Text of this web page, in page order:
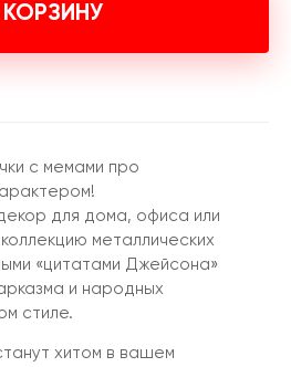
КОРЗИНУ
с мемами про
для дома, офиса или
металлических
«цитатами Джейсона»
и народных
стиле.
хитом в вашем